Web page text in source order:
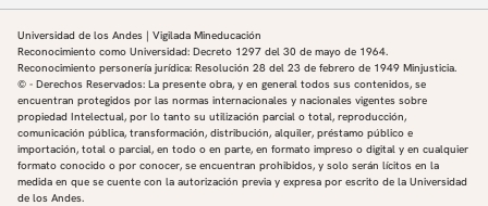
Universidad de los Andes | Vigilada Mineducación
Reconocimiento como Universidad: Decreto 1297 del 30 de mayo de 1964.
Reconocimiento personería jurídica: Resolución 28 del 23 de febrero de 1949 Minjusticia.
© - Derechos Reservados: La presente obra, y en general todos sus contenidos, se
encuentran protegidos por las normas internacionales y nacionales vigentes sobre
propiedad Intelectual, por lo tanto su utilización parcial o total, reproducción,
comunicación pública, transformación, distribución, alquiler, préstamo público e
importación, total o parcial, en todo o en parte, en formato impreso o digital y en cualquier
formato conocido o por conocer, se encuentran prohibidos, y solo serán lícitos en la
medida en que se cuente con la autorización previa y expresa por escrito de la Universidad
de los Andes.